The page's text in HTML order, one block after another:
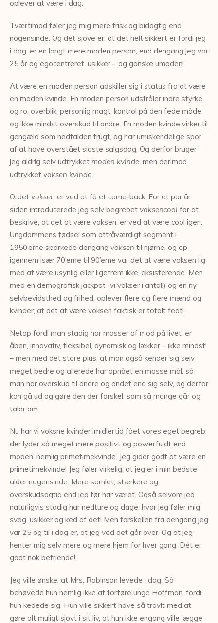
oplever at være i dag.
Tværtimod føler jeg mig mere frisk og bidagtig end
nogensinde. Og det sjove er, at det helt sikkert er fordi jeg
i dag, er en langt mere moden person, end dengang jeg var
25 år og egocentreret, usikker – og ganske umoden!
At være en moden person adskiller sig i status fra at være
en moden kvinde. En moden person udstråler indre styrke
og ro, overblik, personlig magt, kontrol på den fede måde
og ikke mindst overskud til andre. En moden kvinde virker til
gengæld som nedfalden frugt, og har umiskendelige spor
af at have overstået sidste salgsdag. Og derfor bruger
jeg aldrig selv udtrykket moden kvinde, men derimod
udtrykket voksen kvinde
Ordet voksen er ved at få et come-back. For et par år
siden introducerede jeg selv begrebet voksencool for at
beskrive, at det at være voksen, er ved at være cool igen.
Ungdommens fødsel som attråværdigt segment i
1950’erne sparkede dengang voksen til hjørne, og op
igennem især 70’erne til 90’erne var det at være voksen lig
med at være usynlig eller ligefrem ikke-eksisterende. Men
med en demografisk jackpot (vi vokser i antal!) og en ny
selvbevidsthed og frihed, oplever flere og flere mænd og
kvinder, at det at være voksen faktisk er totalt fedt!
Netop fordi man stadig har masser af mod på livet, er
åben, innovativ, fleksibel, dynamisk og lækker – ikke mindst!
– men med det store plus, at man også kender sig selv
meget bedre og allerede har opnået en masse mål, så
man har overskud til andre og andet end sig selv, og derfor
kan gå ud og gøre den der forskel, som så mange går og
taler om.
Nu har vi voksne kvinder imidlertid fået vores eget begreb,
der lyder så meget mere positivt og powerfuldt end
moden, nemlig primetimekvinde. Jeg gider godt at være en
primetimekvinde! Jeg føler virkelig, at jeg er i min bedste
alder nogensinde. Mere samlet, stærkere og
overskudsagtig end jeg før har været. Også selvom jeg
naturligvis stadig har nedture og dage, hvor jeg føler mig
svag, usikker og ked af det! Men forskellen fra dengang jeg
var 25 og til i dag er, at jeg ved det går over. Og at jeg
henter mig selv mere og mere hjem for hver gang. Dét er
godt nok befriende!
Jeg ville ønske, at Mrs. Robinson levede i dag. Så
behøvede hun nemlig ikke at forføre unge Hoffman, fordi
hun kedede sig. Hun ville sikkert have så travlt med at
gøre alt muligt sjovt i sit liv, at hun ikke engang ville lægge